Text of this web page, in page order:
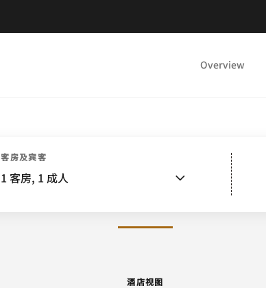
Overview
客房及宾客
1 客房, 1 成人
活动和会议
酒店视图